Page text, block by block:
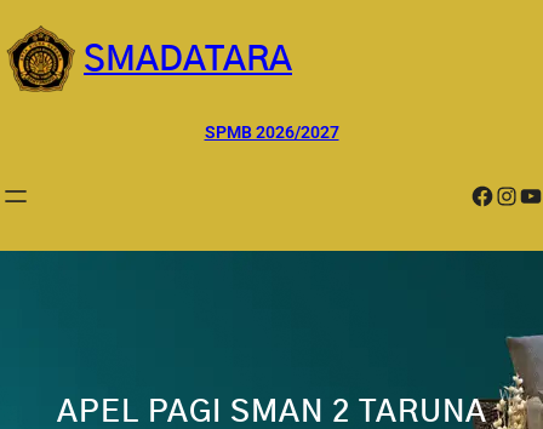
ke
konten
SMADATARA
SPMB 2026/2027
Facebook InstagramYouTube
APEL PAGI SMAN 2 TARUNA